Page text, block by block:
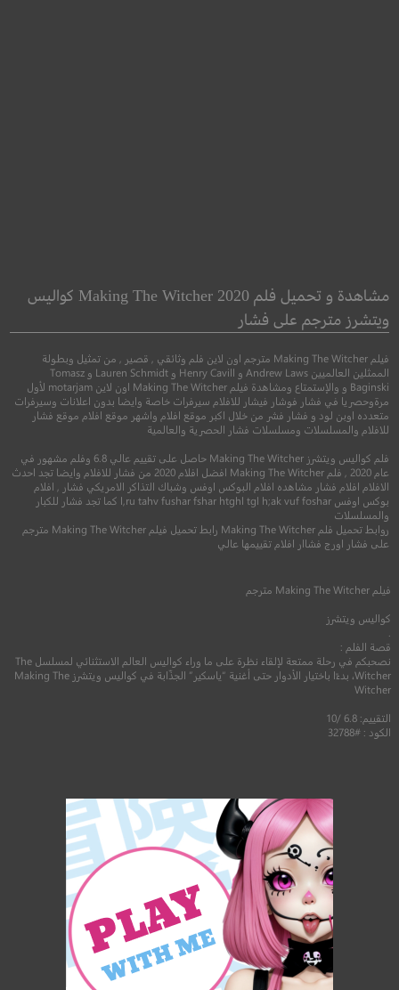
في عيونهم السر
دراما●غموض●اثارة
8.3
2009
R
غريزه
6.3
مشاهدة و تحميل فلم Making The Witcher 2020 كواليس
ويتشرز مترجم على فشار
فيلم Making The Witcher مترجم اون لاين فلم وثائقي , قصير , من تمثيل وبطولة
الممثلين العالميين Andrew Laws و Henry Cavill و Lauren Schmidt و Tomasz
Baginski و والإستمتاع ومشاهدة فيلم Making The Witcher اون لاين motarjam لأول
مرةوحصريا في فشار فوشار فيشار للافلام سيرفرات خاصة وايضا بدون اعلانات وسيرفرات
متعدده اوبن لود و فشار فشر من خلال اكبر موقع افلام واشهر موقع افلام موقع فشار
للافلام والمسلسلات ومسلسلات فشار الحصرية والعالمية
فلم كواليس ويتشرز Making The Witcher حاصل على تقييم عالي 6.8 وفلم مشهور في
عام 2020 , فلم Making The Witcher افضل افلام 2020 من فشار للافلام وايضا تجد احدث
الافلام افلام فشار مشاهده افلام البوكس اوفس وشباك التذاكر الامريكي فشار , افلام
بوكس اوفس l,ru tahv fushar fshar htghl tgl h;ak vuf foshar كما تجد فشار للكبار
والمسلسلات
روابط تحميل فلم Making The Witcher رابط تحميل فيلم Making The Witcher مترجم
على فشار اورج فشاار افلام تقييمها عالي
فيلم Making The Witcher مترجم
كواليس ويتشرز
قصة الفلم :
نصحبكم في رحلة ممتعة لإلقاء نظرة على ما وراء كواليس العالم الاستثنائي لمسلسل The
Witcher، بدءًا باختيار الأدوار حتى أغنية “ياسكير” الجذّابة في كواليس ويتشرز Making The
Witcher
التقييم: 6.8 /10
الكود : #32788